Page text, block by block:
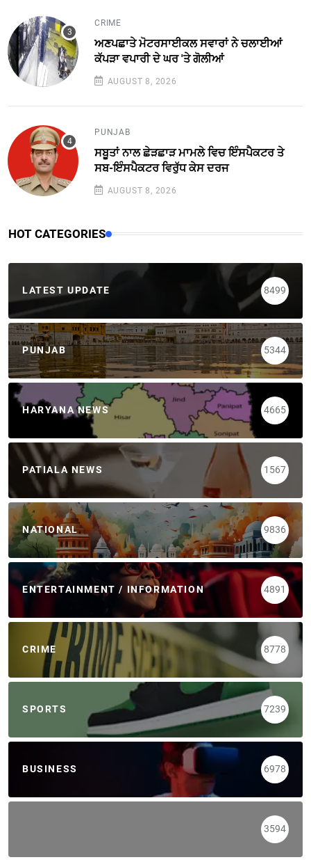
CRIME
ਅਣਪਛਾਤੇ ਮੋਟਰਸਾਈਕਲ ਸਵਾਰਾਂ ਨੇ ਚਲਾਈਆਂ
ਕੱਪੜਾ ਵਪਾਰੀ ਦੇ ਘਰ 'ਤੇ ਗੋਲੀਆਂ
AUGUST 8, 2026
PUNJAB
ਸਬੂਤਾਂ ਨਾਲ ਛੇੜਛਾੜ ਮਾਮਲੇ ਵਿਚ ਇੰਸਪੈਕਟਰ ਤੇ
ਸਬ-ਇੰਸਪੈਕਟਰ ਵਿਰੁੱਧ ਕੇਸ ਦਰਜ
AUGUST 8, 2026
HOT CATEGORIES
LATEST UPDATE 8499
PUNJAB 5344
HARYANA NEWS 4665
PATIALA NEWS 1567
NATIONAL 9836
ENTERTAINMENT / INFORMATION 4891
CRIME 8778
SPORTS 7239
BUSINESS 6978
3594